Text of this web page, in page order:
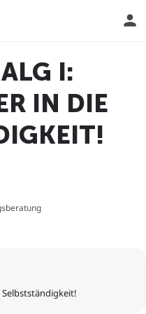
I:
IN DIE
Selbstständigkeit!